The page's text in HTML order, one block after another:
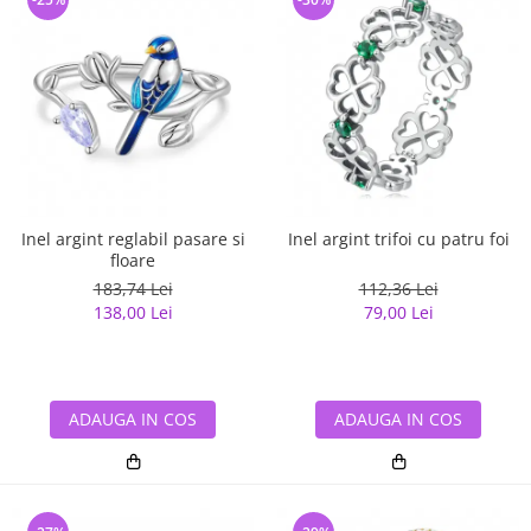
Inel argint reglabil pasare si
floare
183,74 Lei
138,00 Lei
ADAUGA IN COS
Inel argint trifoi cu patru foi
112,36 Lei
79,00 Lei
ADAUGA IN COS